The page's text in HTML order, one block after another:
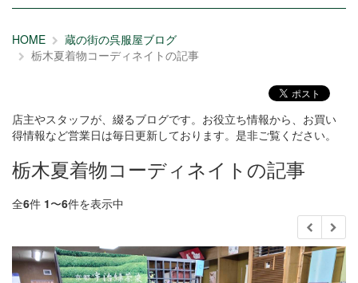
HOME
蔵の街の呉服屋ブログ
栃木夏着物コーディネイトの記事
店主やスタッフが、綴るブログです。お役立ち情報から、お買い
得情報など営業日は毎日更新しております。是非ご覧ください。
栃木夏着物コーディネイトの記事
全6件 1〜6件を表示中